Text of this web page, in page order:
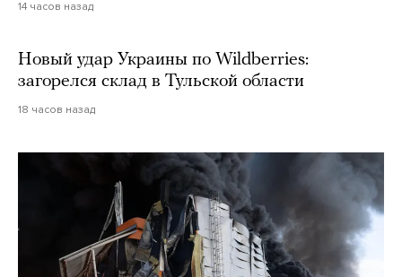
14 часов назад
Новый удар Украины по Wildberries:
загорелся склад в Тульской области
18 часов назад